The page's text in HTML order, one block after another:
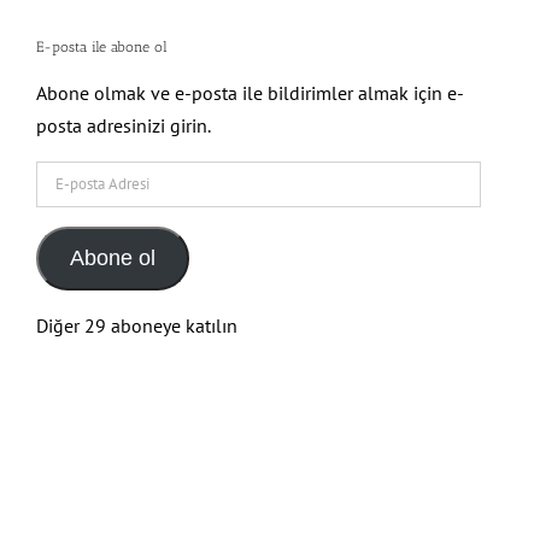
E-posta ile abone ol
Abone olmak ve e-posta ile bildirimler almak için e-
posta adresinizi girin.
posta
Adresi
Abone ol
Diğer 29 aboneye katılın